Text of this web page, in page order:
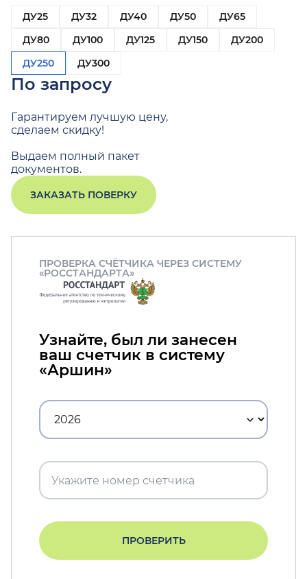
ДУ25
ДУ32 ДУ40 ДУ50
ДУ65
ДУ80
ДУ100 ДУ125 ДУ150
ДУ200
ДУ250
ДУ300
По запросу
Гарантируем лучшую цену,
сделаем скидку!
Выдаем полный пакет
документов.
ЗАКАЗАТЬ ПОВЕРКУ
ПРОВЕРКА СЧЁТЧИКА ЧЕРЕЗ СИСТЕМУ
«РОССТАНДАРТА»
Узнайте, был ли занесен
ваш счетчик в систему
«Аршин»
ПРОВЕРИТЬ